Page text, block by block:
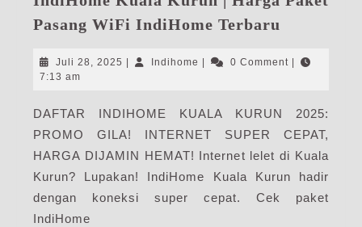
Pasang WiFi IndiHome Terbaru
Kurun
Paket
Pasang
WiFi
IndiHome
Terbaru
Juli 28, 2025 Juli
Indihome Indihome0 Comment
7:13 am
DAFTAR INDIHOME KUALA KURUN 2025:
PROMO GILA! INTERNET SUPER CEPAT,
HARGA DIJAMIN HEMAT! Internet lelet di Kuala
Kurun? Lupakan! IndiHome Kuala Kurun hadir
dengan koneksi super cepat. Cek paket
IndiHome